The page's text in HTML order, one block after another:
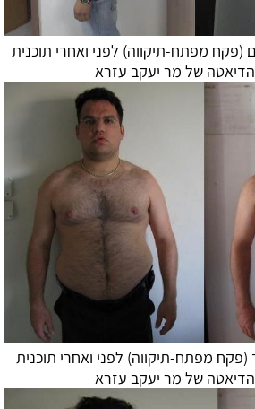
(פקח מפתח-תיקווה) לפני ואחרי תוכנית
הדיאטה של מר יעקב עזרא
מפתח-תיקווה) לפני ואחרי תוכנית
הדיאטה של מר יעקב עזרא